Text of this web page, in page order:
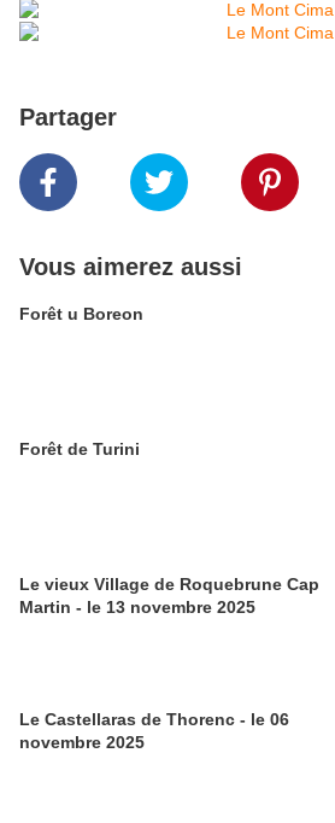
Partager
Vous aimerez aussi
Forêt u Boreon
Forêt de Turini
Le vieux Village de Roquebrune Cap
Martin - le 13 novembre 2025
Le Castellaras de Thorenc - le 06
novembre 2025